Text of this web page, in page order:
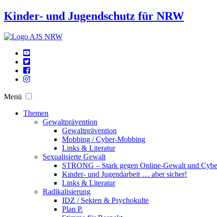
Kinder- und Jugendschutz für NRW
Menü
Themen
Gewaltprävention
Gewaltprävention
Mobbing / Cyber-Mobbing
Links & Literatur
Sexualisierte Gewalt
STRONG – Stark gegen Online-Gewalt und
Kinder- und Jugendarbeit … aber sicher!
Links & Literatur
Radikalisierung
IDZ / Sekten & Psychokulte
Plan P.